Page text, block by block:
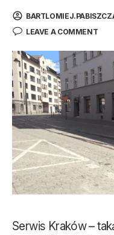
LEAVE A COMMENT
Serwis Kraków –